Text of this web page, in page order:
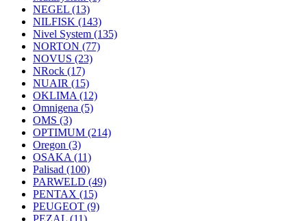
NEGEL (13)
NILFISK (143)
Nivel System (135)
NORTON (77)
NOVUS (23)
NRock (17)
NUAIR (15)
OKLIMA (12)
Omnigena (5)
OMS (3)
OPTIMUM (214)
Oregon (3)
OSAKA (11)
Palisad (100)
PARWELD (49)
PENTAX (15)
PEUGEOT (9)
PEZAL (11)